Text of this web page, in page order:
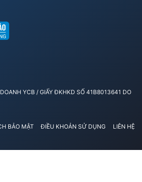
YCB / GIẤY ĐKHKD SỐ 41B8013641 DO
BẢO MẬT ĐIỀU KHOẢN SỬ DỤNG LIÊN HỆ